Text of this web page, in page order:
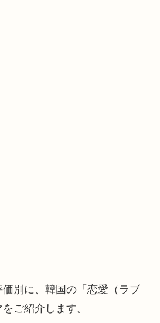
別に、韓国の「恋愛（ラブ
ご紹介します。